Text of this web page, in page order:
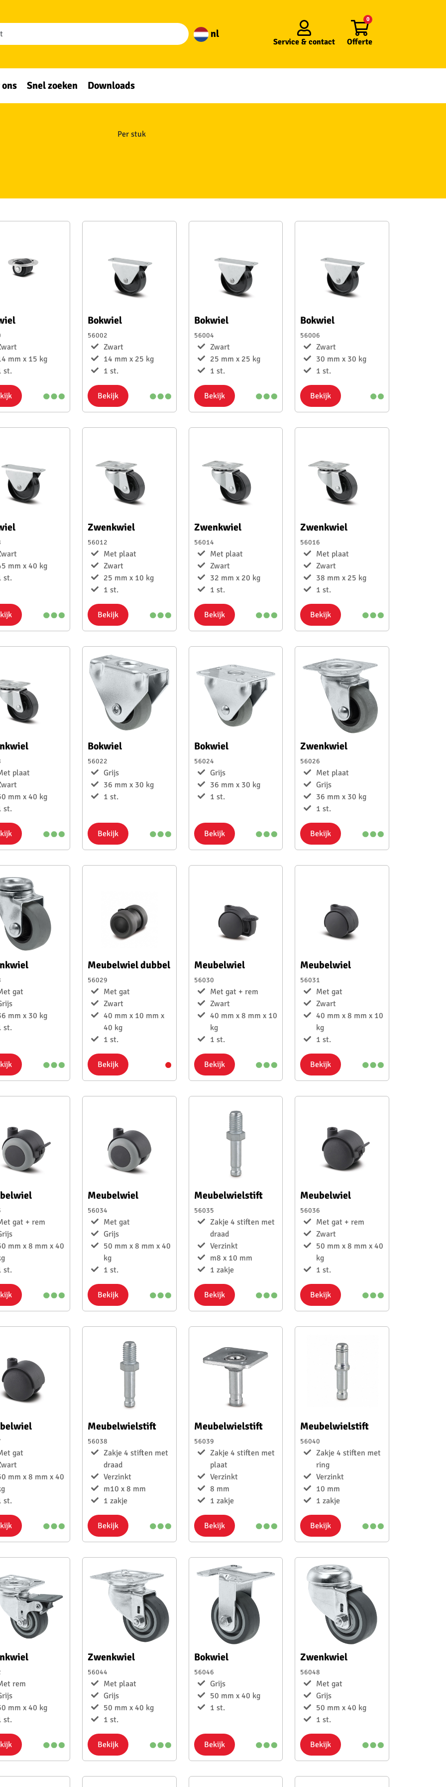
nl
Service & contact Offerte
0
Snel zoeken Downloads
Per stuk
mm x 15 kg
st.
Bokwiel
56002
Zwart
14 mm x 25 kg
1 st.
Bekijk
Bokwiel
56004
Zwart
25 mm x 25 kg
1 st.
Bekijk
Bokwiel
56006
Zwart
30 mm x 30 kg
1 st.
Bekijk
mm x 40 kg
st.
Zwenkwiel
56012
Met plaat
Zwart
25 mm x 10 kg
1 st.
Bekijk
Zwenkwiel
56014
Met plaat
Zwart
32 mm x 20 kg
1 st.
Bekijk
Zwenkwiel
56016
Met plaat
Zwart
38 mm x 25 kg
1 st.
Bekijk
plaat
mm x 40 kg
st.
Bokwiel
56022
Grijs
36 mm x 30 kg
1 st.
Bekijk
Bokwiel
56024
Grijs
36 mm x 30 kg
1 st.
Bekijk
Zwenkwiel
56026
Met plaat
Grijs
36 mm x 30 kg
1 st.
Bekijk
gat
mm x 30 kg
st.
Meubelwiel dubbel
56029
Met gat
Zwart
40 mm x 10 mm x
40 kg
1 st.
Bekijk
Meubelwiel
56030
Met gat + rem
Zwart
40 mm x 8 mm x 10
kg
1 st.
Bekijk
Meubelwiel
56031
Met gat
Zwart
40 mm x 8 mm x 10
kg
1 st.
Bekijk
gat + rem
mm x 8 mm x 40
st.
Meubelwiel
56034
Met gat
Grijs
50 mm x 8 mm x 40
kg
1 st.
Bekijk
Meubelwielstift
56035
Zakje 4 stiften met
draad
Verzinkt
m8 x 10 mm
1 zakje
Bekijk
Meubelwiel
56036
Met gat + rem
Zwart
50 mm x 8 mm x 40
kg
1 st.
Bekijk
gat
mm x 8 mm x 40
st.
Meubelwielstift
56038
Zakje 4 stiften met
draad
Verzinkt
m10 x 8 mm
1 zakje
Bekijk
Meubelwielstift
56039
Zakje 4 stiften met
plaat
Verzinkt
8 mm
1 zakje
Bekijk
Meubelwielstift
56040
Zakje 4 stiften met
ring
Verzinkt
10 mm
1 zakje
Bekijk
rem
mm x 40 kg
st.
Zwenkwiel
56044
Met plaat
Grijs
50 mm x 40 kg
1 st.
Bekijk
Bokwiel
56046
Grijs
50 mm x 40 kg
1 st.
Bekijk
Zwenkwiel
56048
Met gat
Grijs
50 mm x 40 kg
1 st.
Bekijk